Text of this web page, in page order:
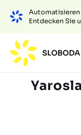
Automatisieren
Entdecken Sie